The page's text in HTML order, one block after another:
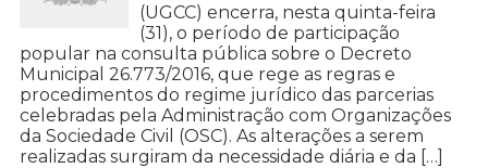
(UGCC) encerra, nesta quinta-feira
(31), o período de participação
popular na consulta pública sobre o Decreto
Municipal 26.773/2016, que rege as regras e
procedimentos do regime jurídico das parcerias
celebradas pela Administração com Organizações
da Sociedade Civil (OSC). As alterações a serem
realizadas surgiram da necessidade diária e da […]